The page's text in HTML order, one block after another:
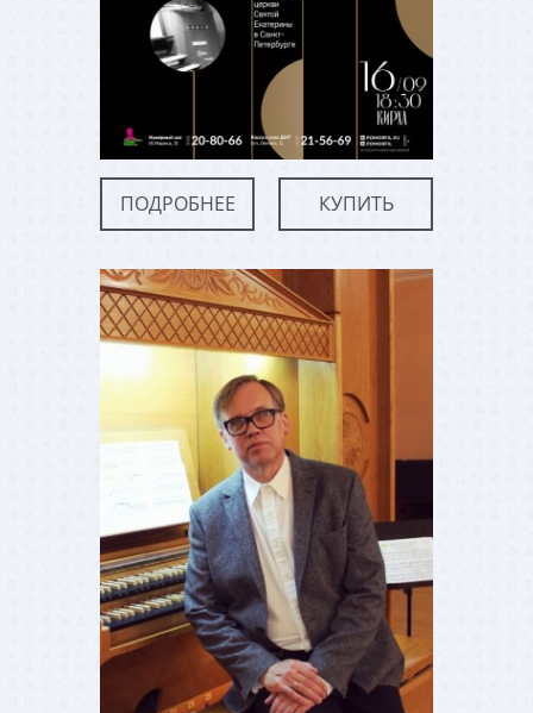
ПОДРОБНЕЕ КУПИТЬ